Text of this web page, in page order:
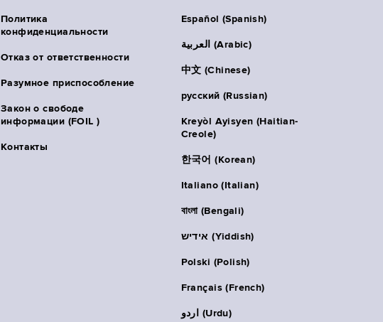
Политика
конфиденциальности
Отказ от ответственности
Разумное приспособление
Закон о свободе
информации (FOIL )
Контакты
Español (Spanish)
العربية (Arabic)
中文 (Chinese)
русский (Russian)
Kreyòl Ayisyen (Haitian-
Creole)
한국어 (Korean)
Italiano (Italian)
বাংলা (Bengali)
אידיש (Yiddish)
Polski (Polish)
Français (French)
اردو (Urdu)